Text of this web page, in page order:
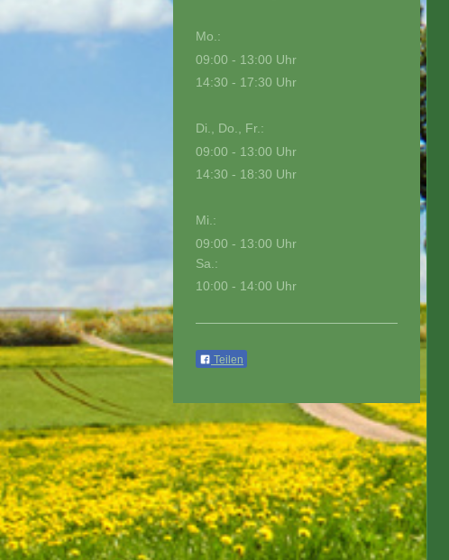
Mo.:
09:00 - 13:00 Uhr
14:30 - 17:30 Uhr
Di., Do., Fr.:
09:00 - 13:00 Uhr
14:30 - 18:30 Uhr
Mi.:
09:00 - 13:00 Uhr
Sa.:
10:00 - 14:00 Uhr
Teilen